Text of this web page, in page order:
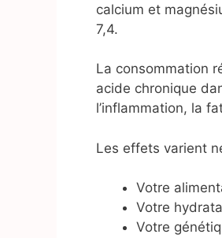
calcium et
7,4.
La consommation
acide chronique
l’inflammation, la
Les effets varient
Votre
Votre
Votre